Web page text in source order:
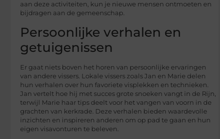
aan deze activiteiten, kun je nieuwe mensen ontmoeten en
bijdragen aan de gemeenschap.
Persoonlijke verhalen en
getuigenissen
Er gaat niets boven het horen van persoonlijke ervaringen
van andere vissers. Lokale vissers zoals Jan en Marie delen
hun verhalen over hun favoriete visplekken en technieken.
Jan vertelt hoe hij met succes grote snoeken vangt in de Rijn,
terwijl Marie haar tips deelt voor het vangen van voorn in de
grachten van kerkrade. Deze verhalen bieden waardevolle
inzichten en inspireren anderen om op pad te gaan en hun
eigen visavonturen te beleven.